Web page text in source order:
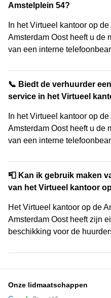
Amstelplein 54?
In het Virtueel kantoor op
Amsterdam Oost heeft u de
van een interne
📞 Biedt de verhuurder
service in het Virtueel
In het Virtueel kantoor op
Amsterdam Oost heeft u de
van een interne
📮 Kan ik gebruik maken
van het Virtueel kantoor
Het Virtueel kantoor op de
Amsterdam Oost heeft zijn
beschikking voor de
Onze lidmaatschappen